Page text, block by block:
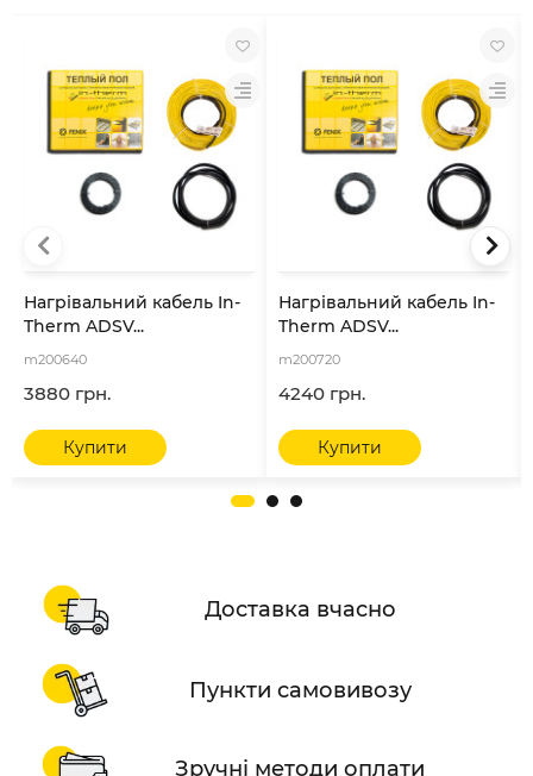
Нагрівальний кабель In-
Therm ADSV...
m200640
3880 грн.
Купити
Нагрівальний кабель In-
Therm ADSV...
m200720
4240 грн.
Купити
Доставка вчасно
Пункти самовивозу
Зручні методи оплати